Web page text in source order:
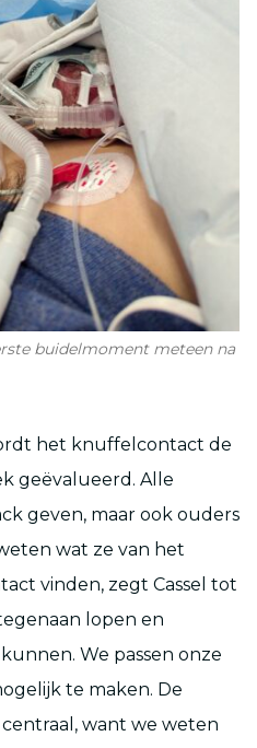
buidelmoment meteen na
het knuffelcontact de
geëvalueerd. Alle
geven, maar ook ouders
wat ze van het
vinden, zegt Cassel tot
lopen en
We passen onze
te maken. De
want we weten